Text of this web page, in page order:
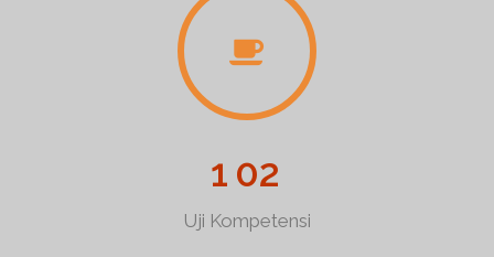
1 02
Uji Kompetensi